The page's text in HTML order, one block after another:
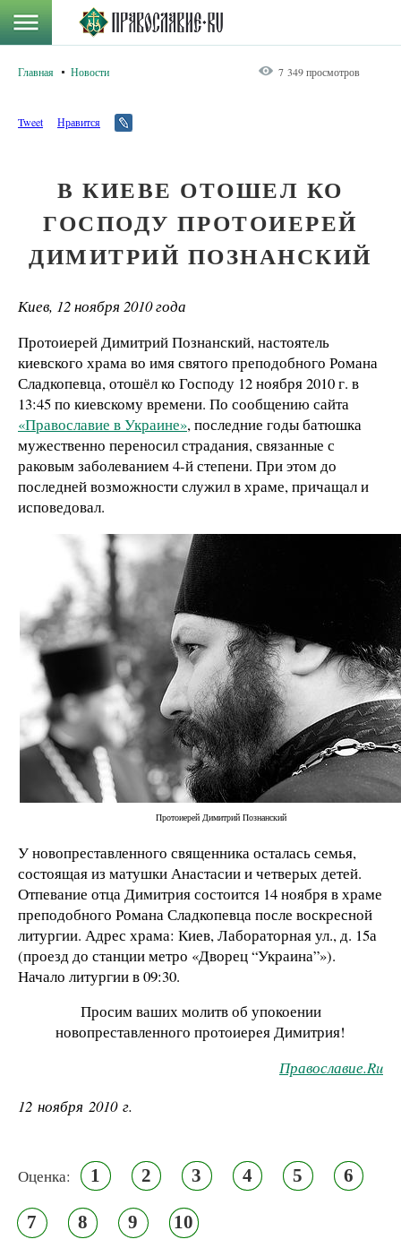
Главная Новости 7 349 просмотров
Tweet Нравится
В КИЕВЕ ОТОШЕЛ КО
ГОСПОДУ ПРОТОИЕРЕЙ
ДИМИТРИЙ ПОЗНАНСКИЙ
Киев, 12 ноября 2010 года
Протоиерей Димитрий Познанский, настоятель
киевского храма во имя святого преподобного Романа
Сладкопевца, отошёл ко Господу 12 ноября 2010 г. в
13:45 по киевскому времени. По сообщению сайта
«Православие в Украине», последние годы батюшка
мужественно переносил страдания, связанные с
раковым заболеванием 4-й степени. При этом до
последней возможности служил в храме, причащал и
исповедовал.
Протоиерей Димитрий Познанский
У новопреставленного священника осталась семья,
состоящая из матушки Анастасии и четверых детей.
Отпевание отца Димитрия состоится 14 ноября в храме
преподобного Романа Сладкопевца после воскресной
литургии. Адрес храма: Киев, Лабораторная ул., д. 15а
(проезд до станции метро «Дворец “Украина”»).
Начало литургии в 09:30.
Просим ваших молитв об упокоении
новопреставленного протоиерея Димитрия!
Православие.Ru
12 ноября 2010 г.
Оценка: 1 2 3 4 5 6
7 8 9 10